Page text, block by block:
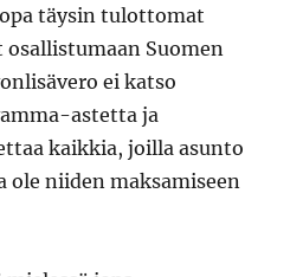
täysin tulottomat
Suomen
ei katso
astetta ja
kaikkia, joilla asunto
ole niiden maksamiseen